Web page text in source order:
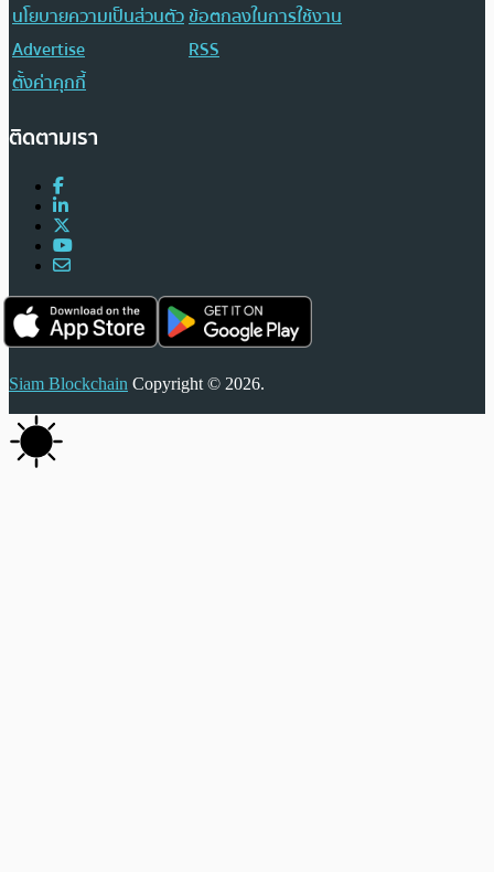
นโยบายความเป็นส่วนตัวข้อตกลงในการใช้งาน
Advertise
RSS
ตั้งค่าคุกกี้
ติดตามเรา
Siam Blockchain Copyright © 2026.